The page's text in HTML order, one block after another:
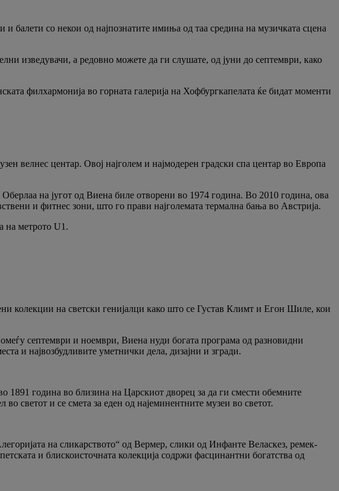
балети со некои од најпознатите имиња од таа средина на музичката сцена
изведувачи, а редовно можете да ги слушате, од јуни до септември, како
филхармонија во горната галерија на Хофбургкапелата ќе бидат моменти
велнес центар. Овој најголем и најмодерен градски спа центар во Европа
на југот од Виена биле отворени во 1974 година. Во 2010 година, ова
и фитнес зони, што го прави најголемата термална бања во Австрија.
на метрото U1.
колекции на светски генијалци како што се Густав Климт и Егон Шиле, кои
септември и ноември, Виена нуди богата програма од разновидни
и највозбудливите уметнички дела, дизајни и згради.
1891 година во близина на Царскиот дворец за да ги смести обемните
светот и се смета за еден од најеминентните музеи во светот.
на сликарството“ од Вермер, слики од Инфанте Веласкез, ремек-
и блискоисточната колекција содржи фасцинантни богатства од